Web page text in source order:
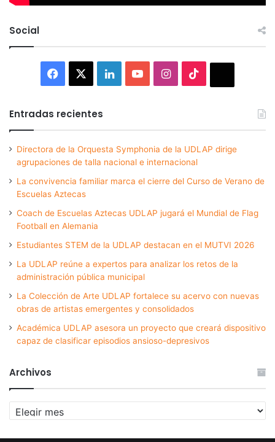
Social
Facebook LinkedInYouTubeInstagram
Entradas recientes
Directora de la Orquesta Symphonia de la UDLAP dirige
agrupaciones de talla nacional e internacional
La convivencia familiar marca el cierre del Curso de Verano de
Escuelas Aztecas
Coach de Escuelas Aztecas UDLAP jugará el Mundial de Flag
Football en Alemania
Estudiantes STEM de la UDLAP destacan en el MUTVI 2026
La UDLAP reúne a expertos para analizar los retos de la
administración pública municipal
La Colección de Arte UDLAP fortalece su acervo con nuevas
obras de artistas emergentes y consolidados
Académica UDLAP asesora un proyecto que creará dispositivo
capaz de clasificar episodios ansioso-depresivos
Archivos
Archivos